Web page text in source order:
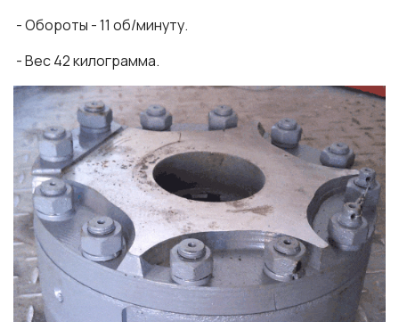
- Обороты - 11 об/минуту.
- Вес 42 килограмма.